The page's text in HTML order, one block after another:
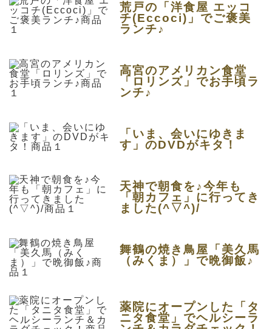
荒戸の「洋食屋 エッコ
チ(Eccoci)」でご褒美
ランチ♪
高宮のアメリカン食堂
「ロリンズ」でお手頃ラ
ンチ♪
「いま、会いにゆきま
す」のDVDがキタ！
天神で朝食を♪今年も
「朝カフェ」に行ってき
ました(^▽^)/
舞鶴の焼き鳥屋「美久馬
（みくま）」で晩御飯♪
薬院にオープンした「タ
ニタ食堂」でヘルシーラ